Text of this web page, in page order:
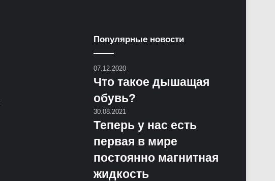
Популярные новости
07.12.2020
Что такое дышащая
обувь?
30.08.2021
Теперь у нас есть
первая в мире
постоянно магнитная
жидкость